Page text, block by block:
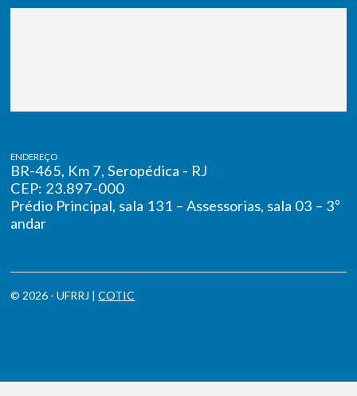
ENDEREÇO
BR-465, Km 7, Seropédica - RJ
CEP: 23.897-000
Prédio Principal, sala 131 – Assessorias, sala 03 – 3º
andar
© 2026 - UFRRJ |COTIC